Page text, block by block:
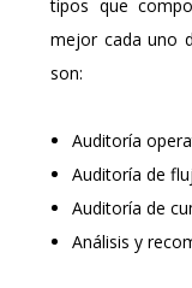
tipos que
mejor cada uno
son:
Auditoría
Auditoría de
Auditoría de
Análisis y